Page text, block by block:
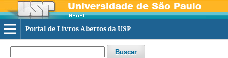
Portal de Livros Abertos da USP
Buscar